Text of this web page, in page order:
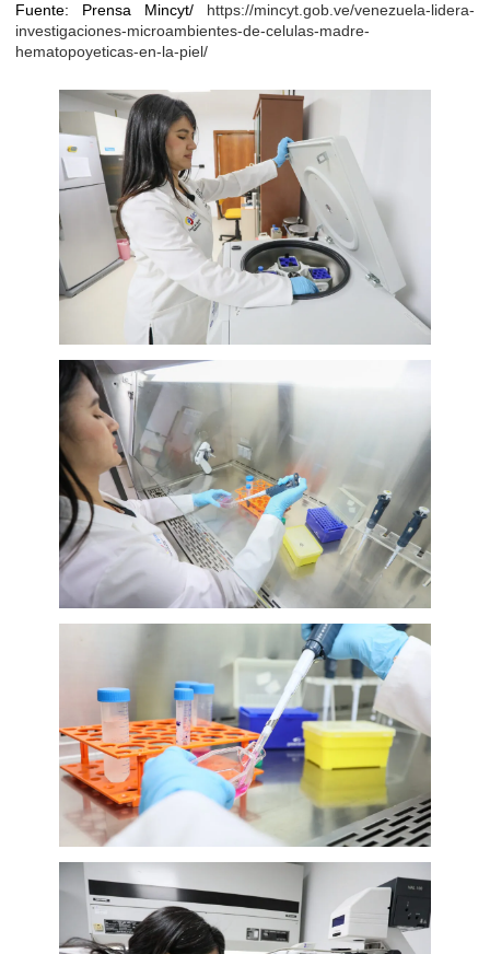
Fuente: Prensa Mincyt/ https://mincyt.gob.ve/venezuela-lidera-
investigaciones-microambientes-de-celulas-madre-
hematopoyeticas-en-la-piel/